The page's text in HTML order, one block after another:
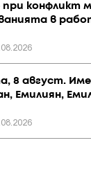
при конфликт
в
8 август.
Емилиян,